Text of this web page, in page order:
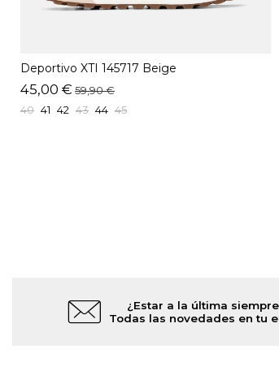
Deportivo XTI 145717 Beige
45,00 € 59,90 €
40 41 42 43 44 45
¿Estar a la última
Todas las novedades en tu